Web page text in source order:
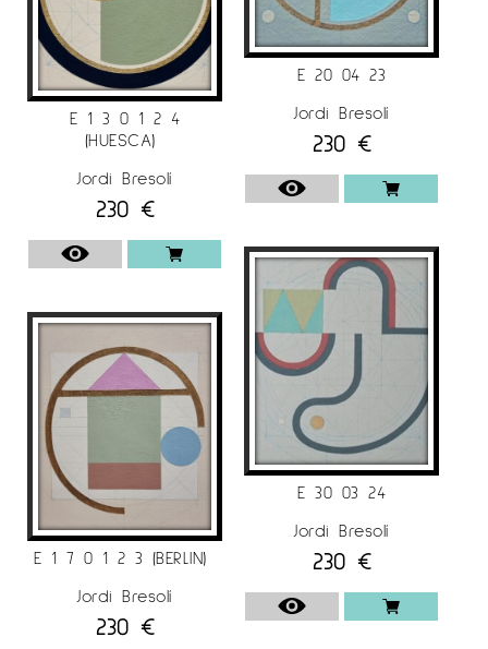
E 1 3 0 1 2 4
(HUESCA)
Jordi Bresolí
230 €
E 1 7 0 1 2 3 (BERLIN)
Jordi Bresolí
230 €
E 20 04 23
Jordi Bresolí
230 €
E 30 03 24
Jordi Bresolí
230 €